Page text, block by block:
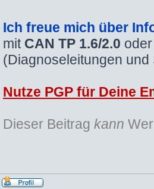
Ich freue mich über
mit CAN TP 1.6/2.0
(Diagnoseleitungen
Nutze PGP für Deine
Dieser Beitrag kann